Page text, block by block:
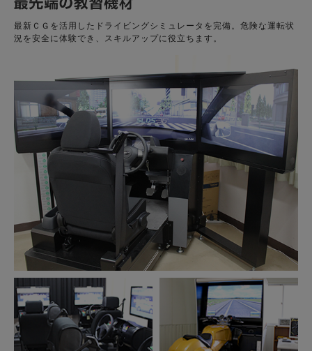
最新ＣＧを活用したドライビングシミュレータを完備。危険な運転状
況を安全に体験でき、スキルアップに役立ちます。